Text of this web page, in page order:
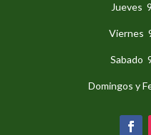
Jueves
Viernes
Sabado
Domingos y